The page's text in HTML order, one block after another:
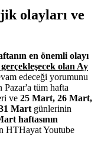
olayları ve
en önemli olayı
olan Ay
edeceği yorumunu
Pazar'a tüm hafta
ve 25 Mart, 26 Mart,
Mart günlerinin
haftasının
HTHayat Youtube